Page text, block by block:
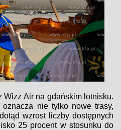
Wizz Air na gdańskim lotnisku.
nie tylko nowe trasy,
wzrost liczby dostępnych
25 procent w stosunku do